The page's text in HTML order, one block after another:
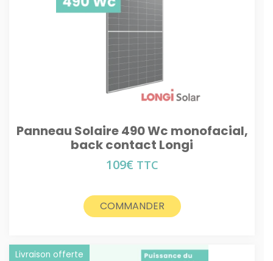
Panneau Solaire 490 Wc monofacial,
back contact Longi
109€ TTC
COMMANDER
Livraison offerte